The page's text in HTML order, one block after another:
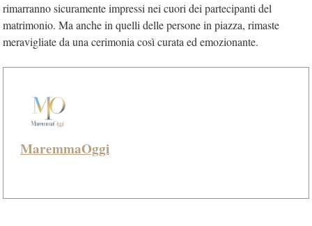
rimarranno sicuramente impressi nei cuori dei partecipanti del
matrimonio. Ma anche in quelli delle persone in piazza, rimaste
meravigliate da una cerimonia così curata ed emozionante.
MaremmaOggi